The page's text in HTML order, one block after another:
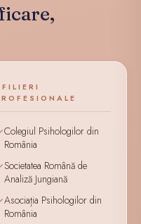
Colegiul Psihologilor din
România
Societatea Română de
Analiză Jungiană
Asociația Psihologilor din
România